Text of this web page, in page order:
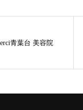
青葉台 美容院